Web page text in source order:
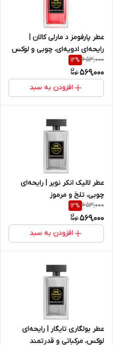
عطر پارفومز د مارلی کالان |
رایحه‌ای ادویه‌ای، چوبی و لوکس
653,000
12%
569,000
افزودن به سبد
عطر لالیک انکر نویر | رایحه‌ای
چوبی، تلخ و مرموز
653,000
12%
569,000
افزودن به سبد
عطر بولگاری تایگار | رایحه‌ای
لوکس، مرکباتی و قدرتمند